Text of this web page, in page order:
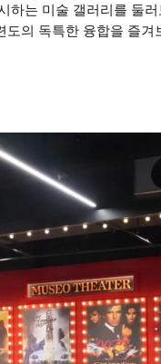
하는 미술 갤러리를 둘
의 독특한 융합을 즐겨